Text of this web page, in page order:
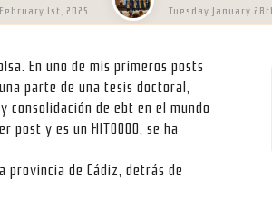
1st, 2025 Tuesday January 28th, 2025
En uno de mis primeros posts
parte de una tesis doctoral,
consolidación de ebt en el mundo
y es un HITOOOO, se ha
provincia de Cádiz, detrás de